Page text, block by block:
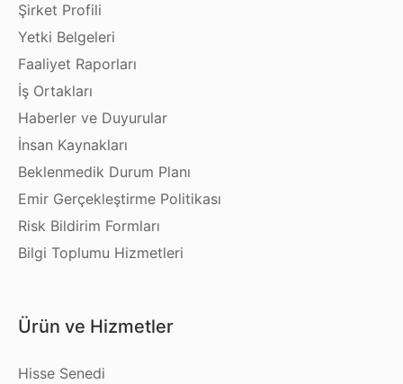
Şirket Profili
Yetki Belgeleri
Faaliyet Raporları
İş Ortakları
Haberler ve Duyurular
İnsan Kaynakları
Beklenmedik Durum Planı
Emir Gerçekleştirme Politikası
Risk Bildirim Formları
Bilgi Toplumu Hizmetleri
Ürün ve Hizmetler
Hisse Senedi